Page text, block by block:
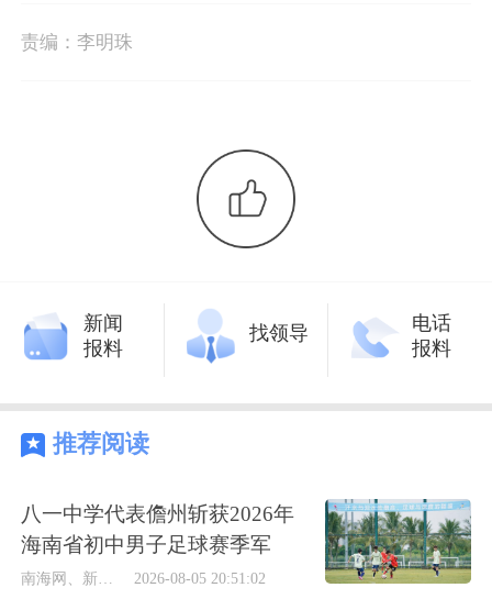
责编：李明珠
新闻
报料
找领导
电话
报料
推荐阅读
八一中学代表儋州斩获2026年
海南省初中男子足球赛季军
2026-08-05 20:51:02